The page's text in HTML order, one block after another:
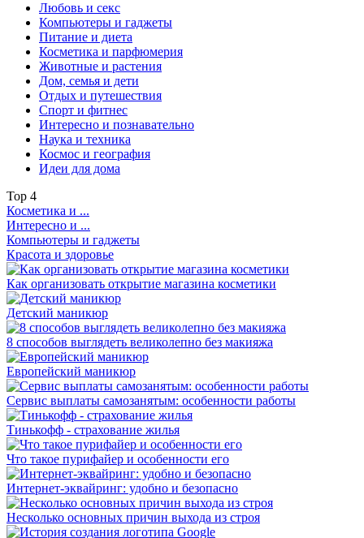
Любовь и секс
Компьютеры и гаджеты
Питание и диета
Косметика и парфюмерия
Животные и растения
Дом, семья и дети
Отдых и путешествия
Спорт и фитнес
Интересно и познавательно
Наука и техника
Космос и география
Идеи для дома
Top 4
Косметика и ...
Интересно и ...
Компьютеры и гаджеты
Красота и здоровье
Как организовать открытие магазина косметики
Детский маникюр
8 способов выглядеть великолепно без макияжа
Европейский маникюр
Сервис выплаты самозанятым: особенности работы
Тинькофф - страхование жилья
Что такое пурифайер и особенности его
Интернет-эквайринг: удобно и безопасно
Несколько основных причин выхода из строя